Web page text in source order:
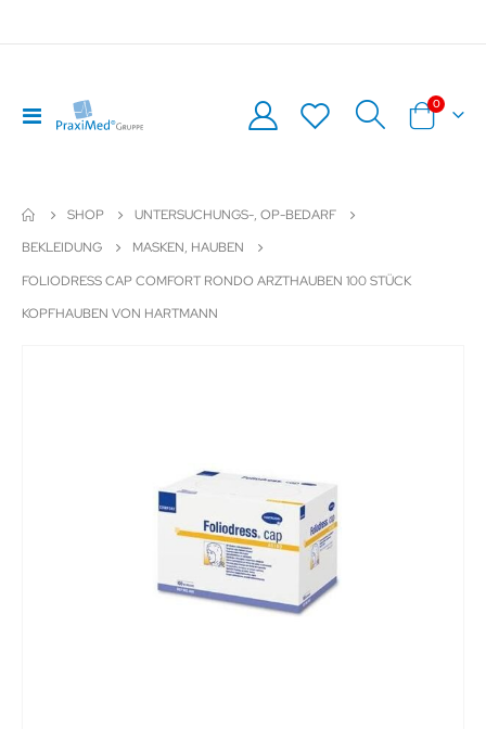
Navigation
umschalten
Warenkorb
0Artikel
SHOP
UNTERSUCHUNGS-, OP-BEDARF
BEKLEIDUNG
MASKEN, HAUBEN
FOLIODRESS CAP COMFORT RONDO ARZTHAUBEN 100 STÜCK
KOPFHAUBEN VON HARTMANN